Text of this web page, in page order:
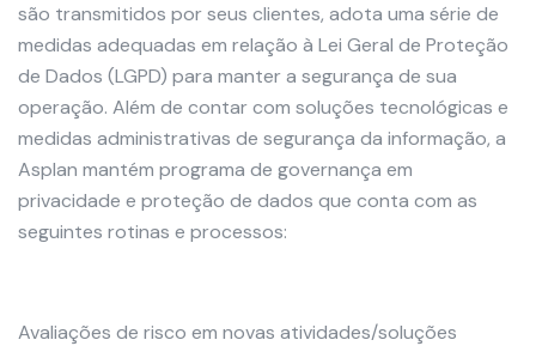
são transmitidos por seus clientes, adota uma série de
medidas adequadas em relação à Lei Geral de Proteção
de Dados (LGPD) para manter a segurança de sua
operação. Além de contar com soluções tecnológicas e
medidas administrativas de segurança da informação, a
Asplan mantém programa de governança em
privacidade e proteção de dados que conta com as
seguintes rotinas e processos:
Avaliações de risco em novas atividades/soluções